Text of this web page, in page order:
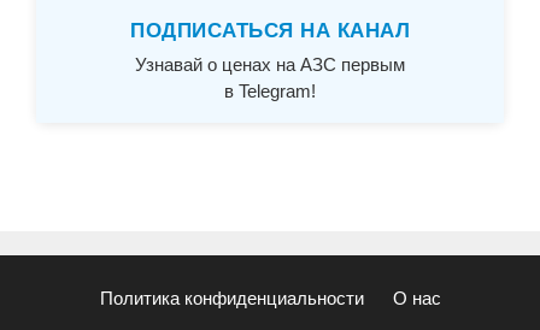
ПОДПИСАТЬСЯ НА КАНАЛ
Узнавай о ценах на АЗС первым
в Telegram!
Политика конфиденциальности О нас